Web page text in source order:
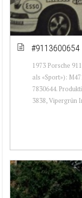
#9113600654
1973 Porsche
als «Sport»):
7830644.
3838, Vipergrün